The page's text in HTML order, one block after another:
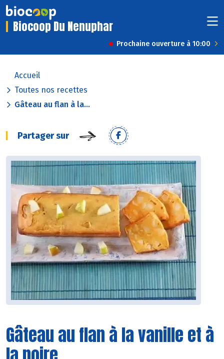
Biocoop Du Nenuphar
Prochaine ouverture à 10:00
Accueil
Toutes nos recettes
Gâteau au flan à la...
Partager sur
Gâteau au flan à la vanille et à